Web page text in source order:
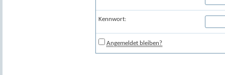
Kennwort:
Angemeldet bleiben?